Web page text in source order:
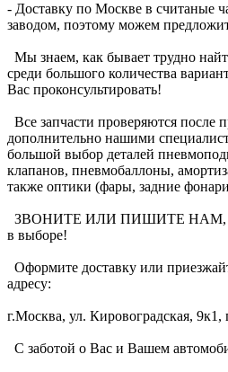
- Доставку по Москве в считаные
заводом, поэтому можем
Мы знаем, как бывает трудно
среди большого количества
Вас проконсультировать!
Все запчасти проверяются после
дополнительно нашими
большой выбор деталей
клапанов, пневмобаллоны,
также оптики (фары, задние
ЗВОНИТЕ ИЛИ ПИШИТЕ НАМ, с
в выборе!
Оформите доставку или
адресу:
г.Москва, ул. Кировоградская, 9к1,
С заботой о Вас и Вашем